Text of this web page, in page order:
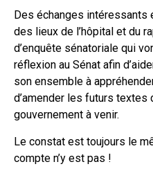
Des échanges intéressants
des lieux de l’hôpital et du
d’enquête sénatoriale qui
réflexion au Sénat afin
son ensemble à
d’amender les futurs
gouvernement à venir.
Le constat est toujours le
compte n’y est pas !